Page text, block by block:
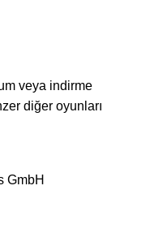
veya indirme
diğer oyunları
GmbH